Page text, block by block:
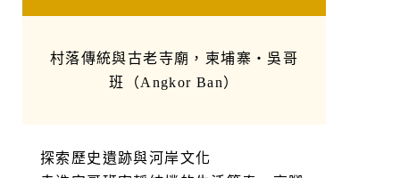
村落傳統與古老寺廟，柬埔寨・吳哥
班（Angkor Ban）
探索歷史遺跡與河岸文化